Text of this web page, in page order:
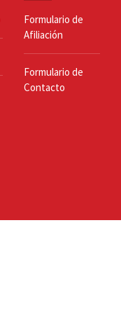
Formulario de
Afiliación
Formulario de
Contacto